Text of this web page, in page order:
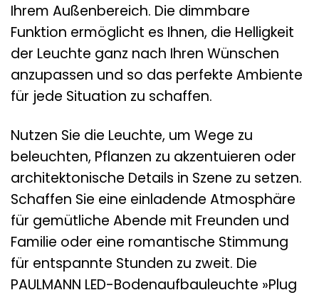
Ihrem Außenbereich. Die dimmbare
Funktion ermöglicht es Ihnen, die Helligkeit
der Leuchte ganz nach Ihren Wünschen
anzupassen und so das perfekte Ambiente
für jede Situation zu schaffen.
Nutzen Sie die Leuchte, um Wege zu
beleuchten, Pflanzen zu akzentuieren oder
architektonische Details in Szene zu setzen.
Schaffen Sie eine einladende Atmosphäre
für gemütliche Abende mit Freunden und
Familie oder eine romantische Stimmung
für entspannte Stunden zu zweit. Die
PAULMANN LED-Bodenaufbauleuchte »Plug